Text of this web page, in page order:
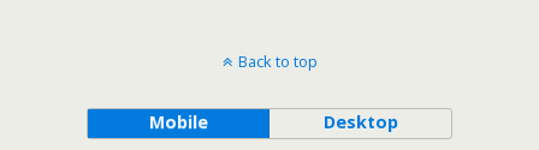
Back to top
Mobile Desktop